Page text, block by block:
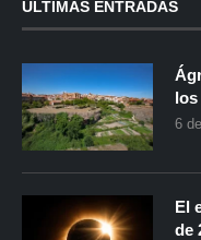
ÚLTIMAS ENTRADAS
los
6
El
de